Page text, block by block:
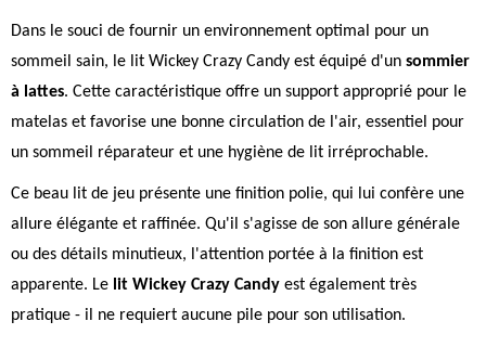
Dans le souci de fournir un environnement optimal pour un
sommeil sain, le lit Wickey Crazy Candy est équipé d'un sommier
à lattes. Cette caractéristique offre un support approprié pour le
matelas et favorise une bonne circulation de l'air, essentiel pour
un sommeil réparateur et une hygiène de lit irréprochable.
Ce beau lit de jeu présente une finition polie, qui lui confère une
allure élégante et raffinée. Qu'il s'agisse de son allure générale
ou des détails minutieux, l'attention portée à la finition est
apparente. Le lit Wickey Crazy Candy est également très
pratique - il ne requiert aucune pile pour son utilisation.